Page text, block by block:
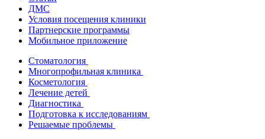
ДМС
Условия посещения клиники
Партнерские программы
Мобильное приложение
Стоматология
Многопрофильная клиника
Косметология
Лечение детей
Диагностика
Подготовка к исследованиям
Решаемые проблемы